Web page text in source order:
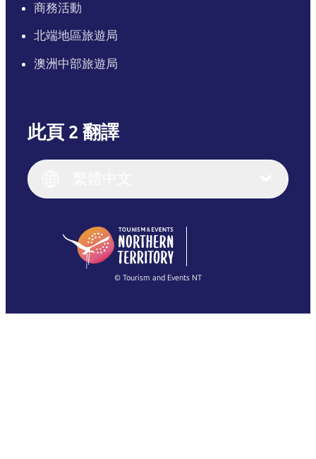
商務活動
北端地區旅遊局
澳洲中部旅遊局
此頁 2 翻譯
English (US)
English
(Singapore)
Français
繁體中文
© Tourism and Events NT